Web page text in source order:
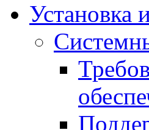
Установка